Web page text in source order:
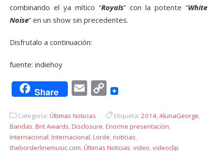
combinando el ya mítico “Royals” con la potente “White
Noise” en un show sin precedentes.
Disfrutalo a continuación:
fuente: indiehoy
Share EmailCopy
Categoría: Últimas Noticias Etiqueta: 2014,AlunaGeorge,
Bandas,Brit Awards,Disclosure,Enorme presentación,
Internacional,Internacional,Lorde,noticias,
theborderlinemusic.com,Últimas Noticias,video,videoclip